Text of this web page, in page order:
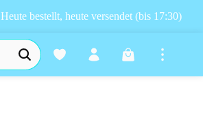
Heute bestellt, heute versendet (bis 17:30)
Warenkorb